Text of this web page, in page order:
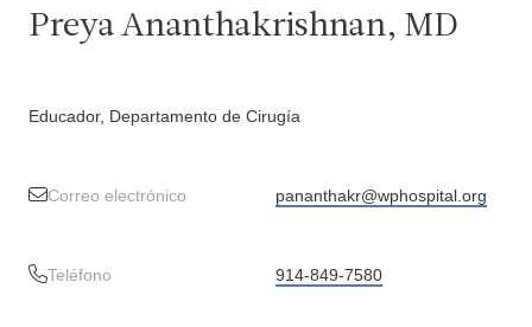
Preya Ananthakrishnan, MD
Educador, Departamento de Cirugía
Correo electrónico pananthakr@wphospital.org
Teléfono 914-849-7580